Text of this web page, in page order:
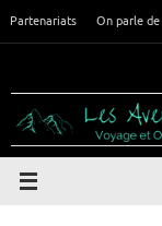
Partenariats On parle de